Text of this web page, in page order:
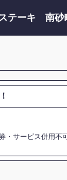
・サービス併用不